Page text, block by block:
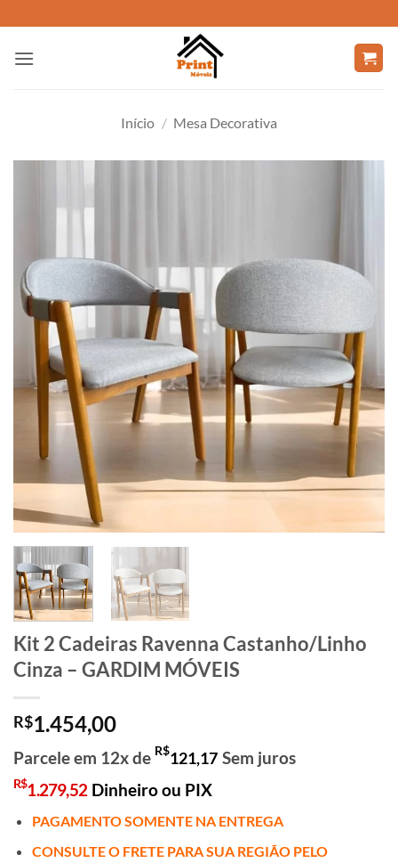
to
content
Início / Mesa Decorativa
Kit 2 Cadeiras Ravenna Castanho/Linho
Cinza – GARDIM MÓVEIS
R$1.454,00
Parcele em 12x de R$121,17 Sem juros
R$1.279,52 Dinheiro ou PIX
PAGAMENTO SOMENTE NA ENTREGA
CONSULTE O FRETE PARA SUA REGIÃO PELO